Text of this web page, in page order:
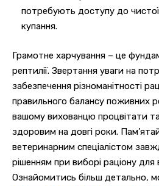
потребують доступу до
купання.
Грамотне харчування – це
рептилії. Звертання уваги на
забезпечення різноманітності
правильного балансу поживних
вашому вихованцю процвітати
здоровим на довгі роки.
ветеринарним спеціалістом
рішенням при виборі раціону для
Ознайомитись більш детально,